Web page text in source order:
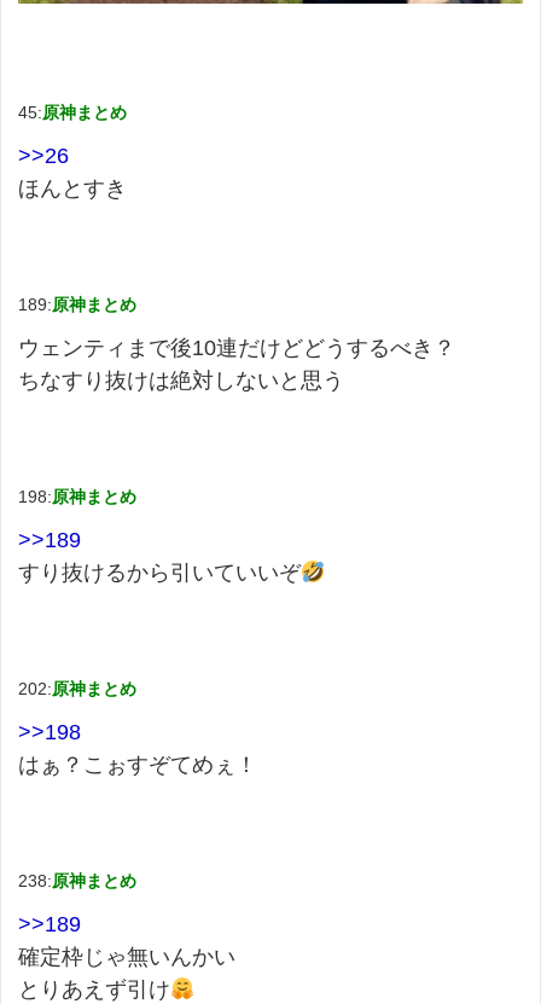
45:原神まとめ
>>26
ほんとすき
189:原神まとめ
ウェンティまで後10連だけどどうするべき？
ちなすり抜けは絶対しないと思う
198:原神まとめ
>>189
すり抜けるから引いていいぞ
202:原神まとめ
>>198
はぁ？こぉすぞてめぇ！
238:原神まとめ
>>189
確定枠じゃ無いんかい
とりあえず引け